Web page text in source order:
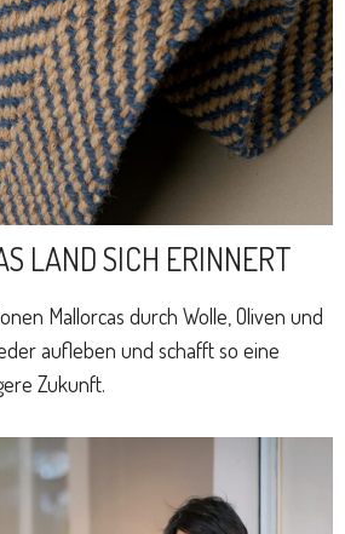
LAND SICH ERINNERT
Mallorcas durch Wolle, Oliven und
aufleben und schafft so eine
Zukunft.